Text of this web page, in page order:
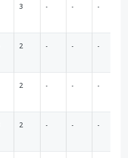
3 - - -
2 - - -
2 - - -
2 - - -